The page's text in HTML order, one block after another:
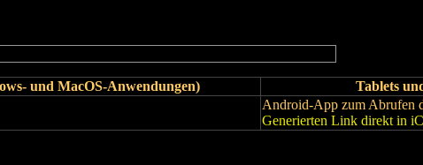
und MacOS-Anwendungen)
Tablets
Android-App zum Abrufen
Generierten Link direkt in